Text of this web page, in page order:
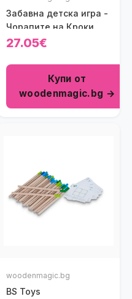
Забавна детска игра -
Чорапите на Кроки
27.05€
Купи от
woodenmagic.bg →
woodenmagic.bg
BS Toys